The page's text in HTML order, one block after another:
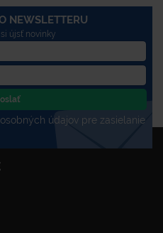
NEWSLETTERU
újsť novinky
údajov pre zasielanie